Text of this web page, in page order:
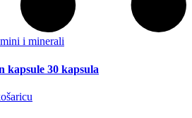
i minerali
kapsule 30 kapsula